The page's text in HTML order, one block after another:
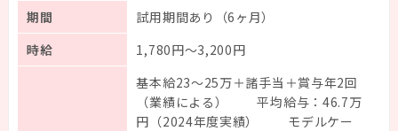
期間
試用期間あり（6ヶ月）
時給
1,780円～3,200円
基本給23～25万＋諸手当＋賞与年2回
（業績による） 平均給与：46.7万
円（2024年度実績） モデルケー